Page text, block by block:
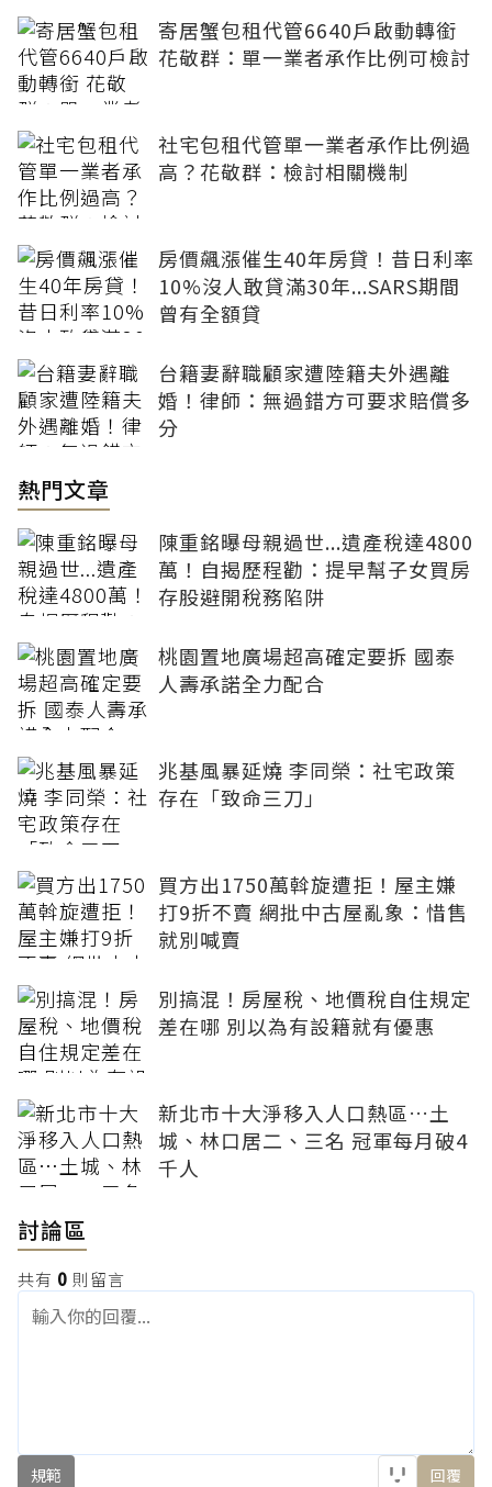
寄居蟹包租代管6640戶啟動轉銜
花敬群：單一業者承作比例可檢討
社宅包租代管單一業者承作比例過
高？花敬群：檢討相關機制
房價飆漲催生40年房貸！昔日利率
10%沒人敢貸滿30年...SARS期間
曾有全額貸
台籍妻辭職顧家遭陸籍夫外遇離
婚！律師：無過錯方可要求賠償多
分
熱門文章
陳重銘曝母親過世...遺產稅達4800
萬！自揭歷程勸：提早幫子女買房
存股避開稅務陷阱
桃園置地廣場超高確定要拆 國泰
人壽承諾全力配合
兆基風暴延燒 李同榮：社宅政策
存在「致命三刀」
買方出1750萬斡旋遭拒！屋主嫌
打9折不賣 網批中古屋亂象：惜售
就別喊賣
別搞混！房屋稅、地價稅自住規定
差在哪 別以為有設籍就有優惠
新北市十大淨移入人口熱區…土
城、林口居二、三名 冠軍每月破4
千人
討論區
共有 0 則留言
規範 回覆